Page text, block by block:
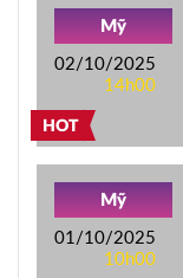
HOT
Mỹ
02/10/2025
14h00
Mỹ
01/10/2025
10h00